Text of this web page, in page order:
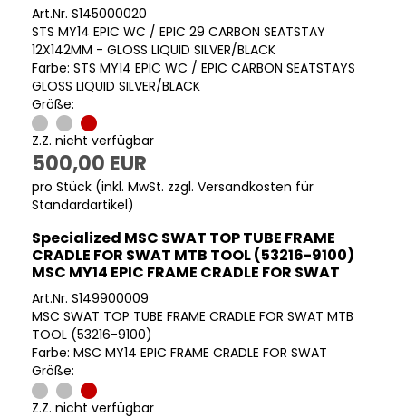
Art.Nr. S145000020
STS MY14 EPIC WC / EPIC 29 CARBON SEATSTAY
12X142MM - GLOSS LIQUID SILVER/BLACK
Farbe: STS MY14 EPIC WC / EPIC CARBON SEATSTAYS
GLOSS LIQUID SILVER/BLACK
Größe:
Z.Z. nicht verfügbar
500,00 EUR
pro Stück (inkl. MwSt. zzgl. Versandkosten für
Standardartikel)
Specialized MSC SWAT TOP TUBE FRAME
CRADLE FOR SWAT MTB TOOL (53216-9100)
MSC MY14 EPIC FRAME CRADLE FOR SWAT
Art.Nr. S149900009
MSC SWAT TOP TUBE FRAME CRADLE FOR SWAT MTB
TOOL (53216-9100)
Farbe: MSC MY14 EPIC FRAME CRADLE FOR SWAT
Größe:
Z.Z. nicht verfügbar